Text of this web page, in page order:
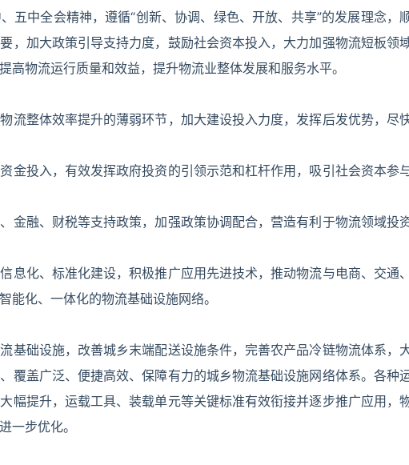
五中全会精神，遵循“创新、协调、绿色、开放、共享”的发展理念，
，加大政策引导支持力度，鼓励社会资本投入，大力加强物流短板领
高物流运行质量和效益，提升物流业整体发展和服务水平。
流整体效率提升的薄弱环节，加大建设投入力度，发挥后发优势，尽
金投入，有效发挥政府投资的引领示范和杠杆作用，吸引社会资本参
金融、财税等支持政策，加强政策协调配合，营造有利于物流领域投
息化、标准化建设，积极推广应用先进技术，推动物流与电商、交通、
能化、一体化的物流基础设施网络。
基础设施，改善城乡末端配送设施条件，完善农产品冷链物流体系，
覆盖广泛、便捷高效、保障有力的城乡物流基础设施网络体系。各种
幅提升，运载工具、装载单元等关键标准有效衔接并逐步推广应用，
一步优化。